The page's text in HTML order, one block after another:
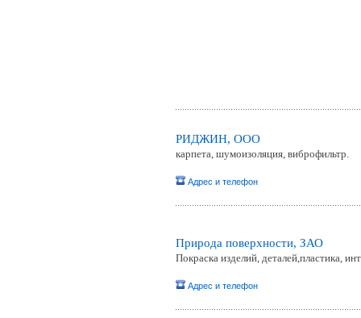
РИДЖИН, OOO
карпета, шумоизоляция, виброфильтр.
Адрес и телефон
Природа поверхности, ЗАО
Покраска изделий, деталей,пластика,
Адрес и телефон